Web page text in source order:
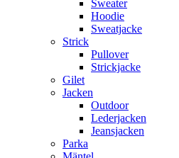
Sweater
Hoodie
Sweatjacke
Strick
Pullover
Strickjacke
Gilet
Jacken
Outdoor
Lederjacken
Jeansjacken
Parka